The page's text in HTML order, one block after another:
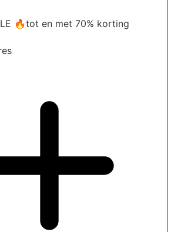
🔥tot en met 70% korting